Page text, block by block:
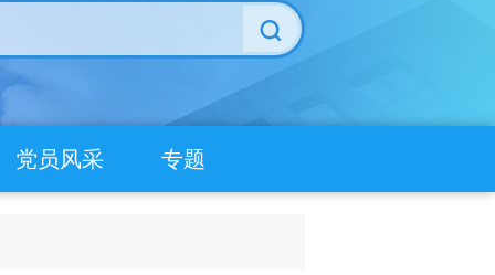
党员风采 专题